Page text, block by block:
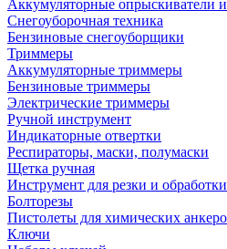
Аккумуляторные опрыскиватели
Снегоуборочная техника
Бензиновые снегоуборщики
Триммеры
Аккумуляторные триммеры
Бензиновые триммеры
Электрические триммеры
Ручной инструмент
Индикаторные отвертки
Респираторы, маски, полумаски
Щетка ручная
Инструмент для резки и
Болторезы
Пистолеты для химических
Ключи